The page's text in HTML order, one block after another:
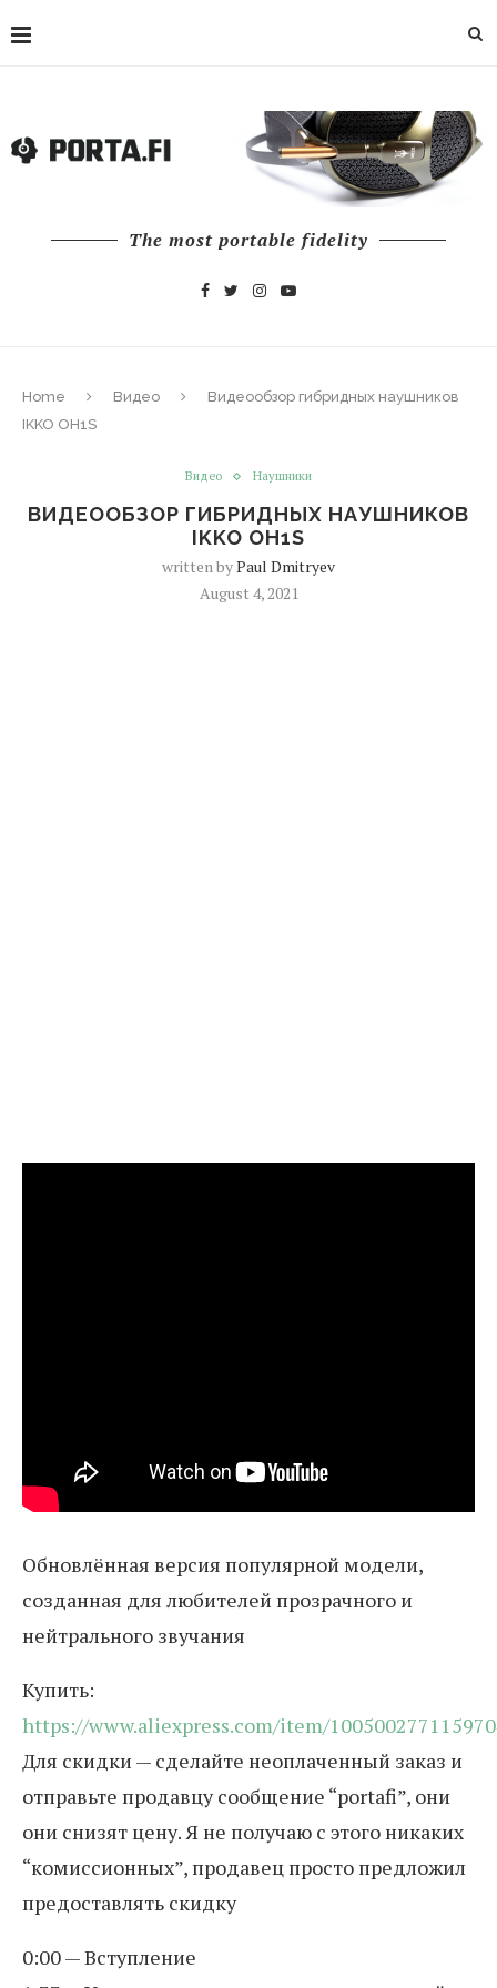
The most portable fidelity
Home Видео
Видеообзор гибридных наушников
IKKO OH1S
Видео Наушники
ВИДЕООБЗОР ГИБРИДНЫХ НАУШНИКОВ
IKKO OH1S
written byPaul Dmitryev
August 4, 2021
Обновлённая версия популярной модели,
созданная для любителей прозрачного и
нейтрального звучания
Купить:
https://www.aliexpress.com/item/
Для скидки — сделайте неоплаченный заказ и
отправьте продавцу сообщение “portafi”, они
они снизят цену. Я не получаю с этого никаких
“комиссионных”, продавец просто предложил
предоставлять скидку
0:00 — Вступление